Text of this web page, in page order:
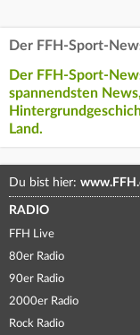
Der FFH-Sport-
Der FFH-Sport-
spannendsten
Land.
Du bist hier:
RADIO
FFH Live
80er Radio
90er Radio
2000er Radio
Rock Radio